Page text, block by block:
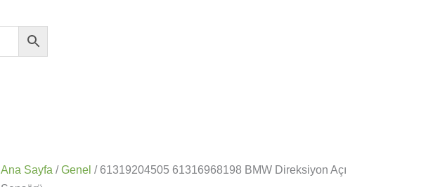
Ana Sayfa /Genel / 61319204505 61316968198 BMW Direksiyon Açı